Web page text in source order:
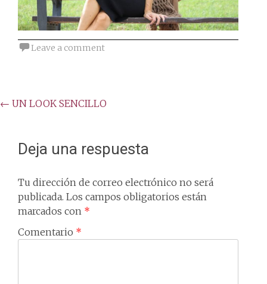
Leave a comment
Post
← UN LOOK SENCILLO
Deja una respuesta
Tu dirección de correo electrónico no será
publicada. Los campos obligatorios están
marcados con *
Comentario *